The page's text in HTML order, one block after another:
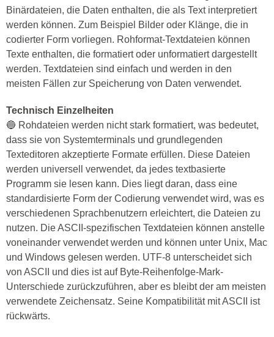
Binärdateien, die Daten enthalten, die als Text interpretiert
werden können. Zum Beispiel Bilder oder Klänge, die in
codierter Form vorliegen. Rohformat-Textdateien können
Texte enthalten, die formatiert oder unformatiert dargestellt
werden. Textdateien sind einfach und werden in den
meisten Fällen zur Speicherung von Daten verwendet.
Technisch Einzelheiten
🔵 Rohdateien werden nicht stark formatiert, was bedeutet,
dass sie von Systemterminals und grundlegenden
Texteditoren akzeptierte Formate erfüllen. Diese Dateien
werden universell verwendet, da jedes textbasierte
Programm sie lesen kann. Dies liegt daran, dass eine
standardisierte Form der Codierung verwendet wird, was es
verschiedenen Sprachbenutzern erleichtert, die Dateien zu
nutzen. Die ASCII-spezifischen Textdateien können anstelle
voneinander verwendet werden und können unter Unix, Mac
und Windows gelesen werden. UTF-8 unterscheidet sich
von ASCII und dies ist auf Byte-Reihenfolge-Mark-
Unterschiede zurückzuführen, aber es bleibt der am meisten
verwendete Zeichensatz. Seine Kompatibilität mit ASCII ist
rückwärts.